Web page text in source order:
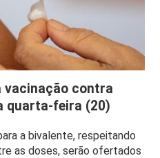
vacinação contra
quarta-feira (20)
a bivalente, respeitando
as doses, serão ofertados